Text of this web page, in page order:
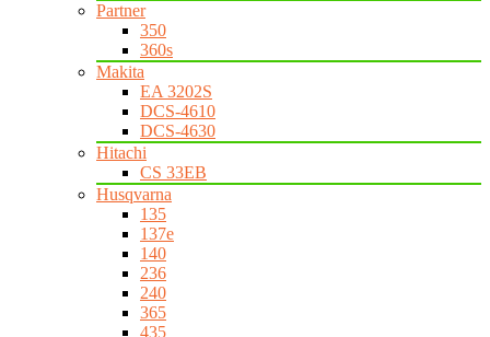
Partner
350
360s
Makita
EA 3202S
DCS-4610
DCS-4630
Hitachi
CS 33EB
Husqvarna
135
137e
140
236
240
365
435